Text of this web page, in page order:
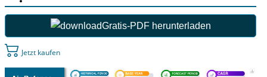
Gratis-PDF herunterladen
Jetzt kaufen